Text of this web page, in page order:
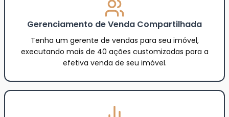
Gerenciamento de Venda Compartilhada
Tenha um gerente de vendas para seu imóvel,
executando mais de 40 ações customizadas para a
efetiva venda de seu imóvel.